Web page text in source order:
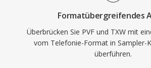
Formatübergreifendes
Überbrücken Sie PVF und TXW mit
vom Telefonie-Format in Sampler-
überführen.